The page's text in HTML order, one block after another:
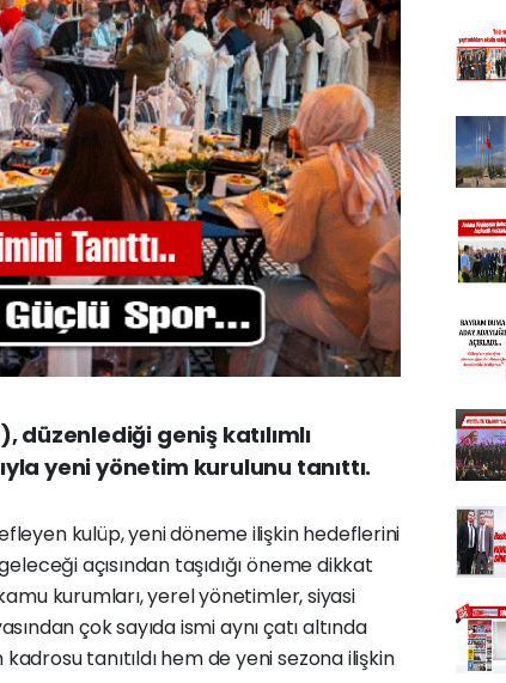
düzenlediği geniş katılımlı
yeni yönetim kurulunu tanıttı.
kulüp, yeni döneme ilişkin hedeflerini
açısından taşıdığı öneme dikkat
kurumları, yerel yönetimler, siyasi
çok sayıda ismi aynı çatı altında
tanıtıldı hem de yeni sezona ilişkin